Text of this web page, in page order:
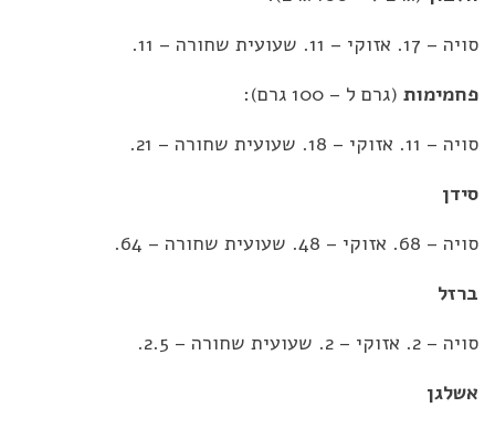
סויה – 17. אזוקי – 11. שעועית שחורה – 11.
פחמימות (גרם ל – 100 גרם):
סויה – 11. אזוקי – 18. שעועית שחורה – 21.
סידן
סויה – 68. אזוקי – 48. שעועית שחורה – 64.
ברזל
סויה – 2. אזוקי – 2. שעועית שחורה – 2.5.
אשלגן